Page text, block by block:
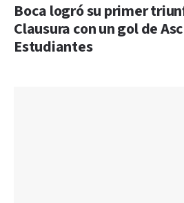
Boca logró su primer
Clausura con un gol de
Estudiantes